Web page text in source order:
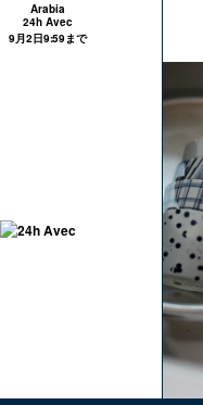
Arabia
24h Avec
9月2日9:59まで